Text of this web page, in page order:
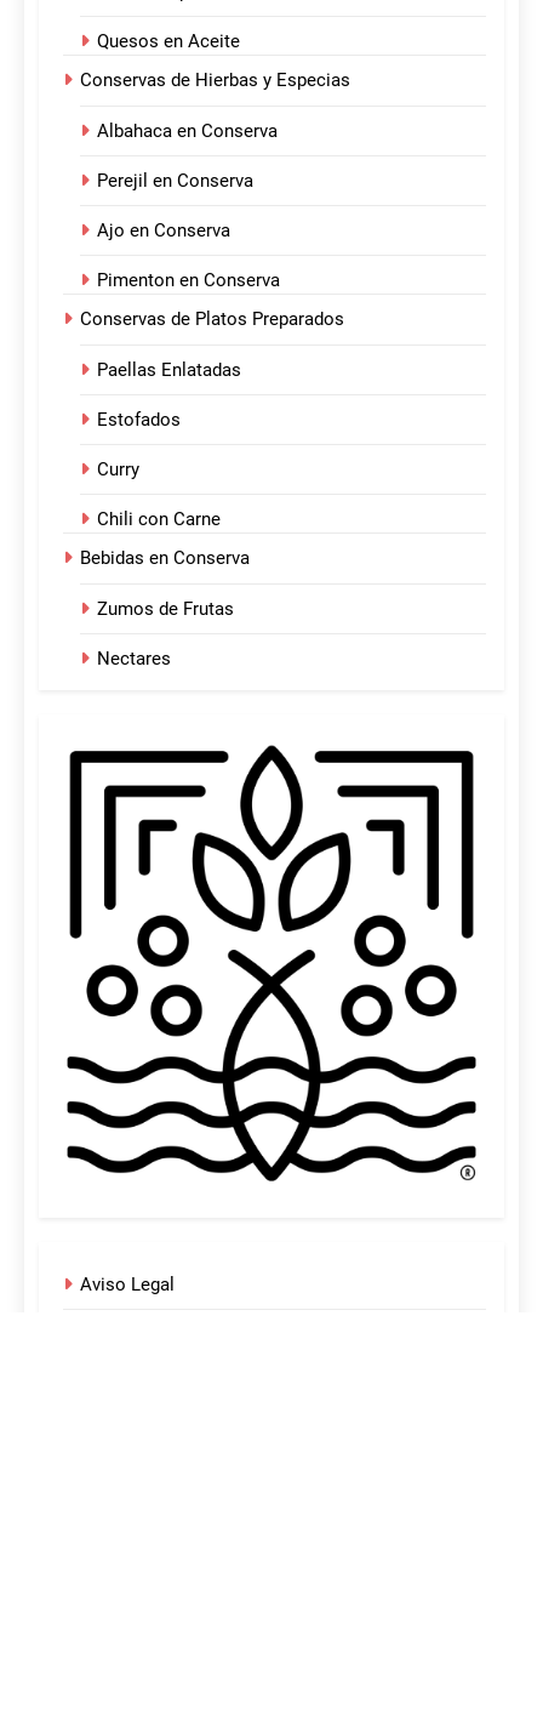
Quesos en Aceite
Conservas de Hierbas y Especias
Albahaca en Conserva
Perejil en Conserva
Ajo en Conserva
Pimenton en Conserva
Conservas de Platos Preparados
Paellas Enlatadas
Estofados
Curry
Chili con Carne
Bebidas en Conserva
Zumos de Frutas
Nectares
Aviso Legal